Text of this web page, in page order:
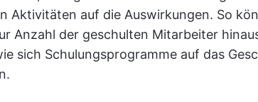
Aktivitäten auf die Auswirkungen. So
Anzahl der geschulten Mitarbeiter
sich Schulungsprogramme auf das